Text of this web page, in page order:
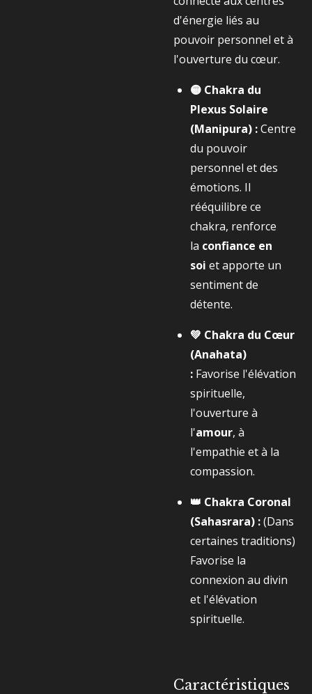
d'énergie liés au
pouvoir personnel et à
l'ouverture du cœur.
🟡 Chakra du
Plexus Solaire
(Manipura) :Centre
du pouvoir
personnel et des
émotions. Il
rééquilibre ce
chakra, renforce
la confiance en
soi et apporte un
sentiment de
détente.
💚 Chakra du Cœur
(Anahata)
: Favorise l'élévation
spirituelle,
l'ouverture à
l'amour, à
l'empathie et à la
compassion.
👑 Chakra Coronal
(Sahasrara) :(Dans
certaines traditions)
Favorise la
connexion au divin
et l'élévation
spirituelle.
Caractéristiques